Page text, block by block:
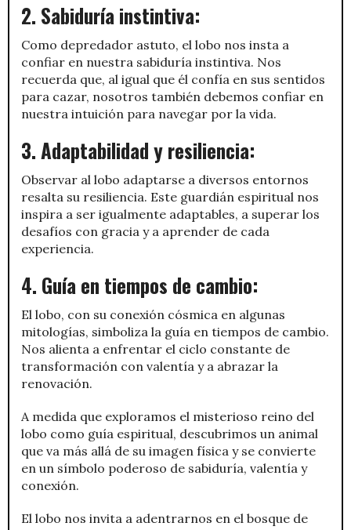
2. Sabiduría instintiva:
Como depredador astuto, el lobo nos insta a
confiar en nuestra sabiduría instintiva. Nos
recuerda que, al igual que él confía en sus sentidos
para cazar, nosotros también debemos confiar en
nuestra intuición para navegar por la vida.
3. Adaptabilidad y resiliencia:
Observar al lobo adaptarse a diversos entornos
resalta su resiliencia. Este guardián espiritual nos
inspira a ser igualmente adaptables, a superar los
desafíos con gracia y a aprender de cada
experiencia.
4. Guía en tiempos de cambio:
El lobo, con su conexión cósmica en algunas
mitologías, simboliza la guía en tiempos de cambio.
Nos alienta a enfrentar el ciclo constante de
transformación con valentía y a abrazar la
renovación.
A medida que exploramos el misterioso reino del
lobo como guía espiritual, descubrimos un animal
que va más allá de su imagen física y se convierte
en un símbolo poderoso de sabiduría, valentía y
conexión.
El lobo nos invita a adentrarnos en el bosque de